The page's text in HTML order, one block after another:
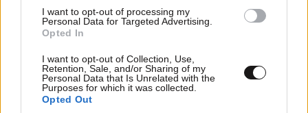
I want to opt-out of processing my
Personal Data for Targeted Advertising.
Opted In
I want to opt-out of Collection, Use,
Retention, Sale, and/or Sharing of my
Personal Data that Is Unrelated with the
Purposes for which it was collected.
Opted Out
Ανθρωπιστης Αλληλεγγ 26·12·2021 13:54
παγκοσμιο φαινομενο και οχι μονο Ελληνικο. Η
δημοσιογραφια εχει πιασει πατο. Αντι να ασκει κριτικη
αβανταρει την πολιτεια, που ειδικα στο θεμα του